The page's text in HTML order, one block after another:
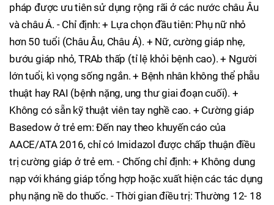
pháp được ưu tiên sử dụng rộng rãi ở các nước châu Âu
và châu Á. - Chỉ định: + Lựa chọn đầu tiên: Phụ nữ nhỏ
hơn 50 tuổi (Châu Âu, Châu Á). + Nữ, cường giáp nhẹ,
bướu giáp nhỏ, TRAb thấp (tỉ lệ khỏi bệnh cao). + Người
lớn tuổi, kì vọng sống ngắn. + Bệnh nhân không thể phẫu
thuật hay RAI (bệnh nặng, ung thư giai đoạn cuối). +
Không có sẵn kỹ thuật viên tay nghề cao. + Cường giáp
Basedow ở trẻ em: Đến nay theo khuyến cáo của
AACE/ATA 2016, chỉ có Imidazol được chấp thuận điều
trị cường giáp ở trẻ em. - Chống chỉ định: + Không dung
nạp với kháng giáp tổng hợp hoặc xuất hiện các tác dụng
phụ nặng nề do thuốc. - Thời gian điều trị: Thường 12- 18